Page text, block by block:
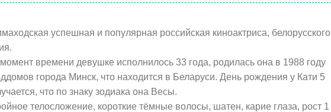
успешная и популярная российская киноактриса, белорусского
времени девушке исполнилось 33 года, родилась она в 1988 году
города Минск, что находится в Беларуси. День рождения у Кати 5
что по знаку зодиака она Весы.
телосложение, короткие тёмные волосы, шатен, карие глаза, рост 1